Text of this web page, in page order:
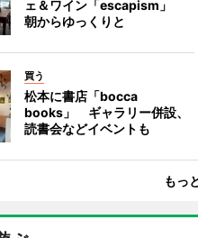
ェ＆ワイン「escapism」
朝からゆっくりと
買う
松本に書店「bocca
books」 ギャラリー併設、
読書会などイベントも
もっ